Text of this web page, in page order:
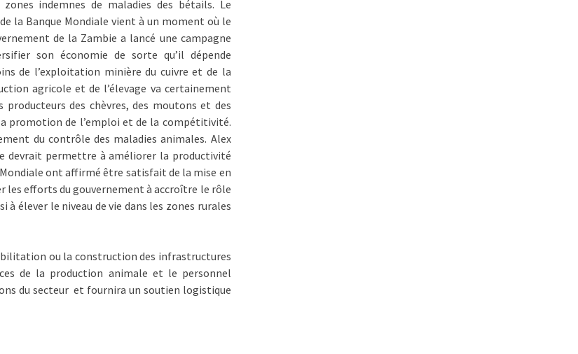
indemnes de maladies des bétails. Le
la Banque Mondiale vient à un moment où le
de la Zambie a lancé une campagne
son économie de sorte qu’il dépende
de l’exploitation minière du cuivre et de la
agricole et de l’élevage va certainement
des chèvres, des moutons et des
promotion de l’emploi et de la compétitivité.
du contrôle des maladies animales. Alex
devrait permettre à améliorer la productivité
ont affirmé être satisfait de la mise en
les efforts du gouvernement à accroître le rôle
élever le niveau de vie dans les zones rurales
ou la construction des infrastructures
de la production animale et le personnel
du secteur et fournira un soutien logistique